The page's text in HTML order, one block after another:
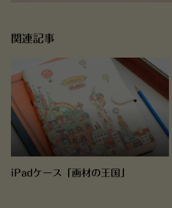
関連記事
iPadケース「画材の王国」